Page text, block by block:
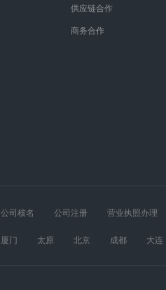
供应链合作
商务合作
公司核名 公司注册 营业执照办理
发票真伪
财税服务 工商年报
厦门 太原 北京 成都 大连